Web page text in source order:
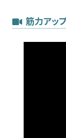
筋力アッ